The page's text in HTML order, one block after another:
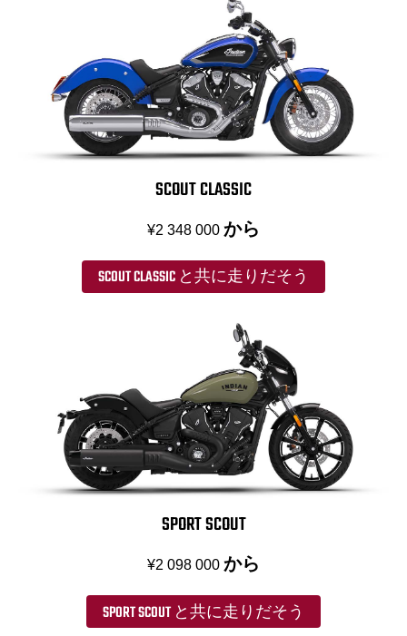
SCOUT CLASSIC
¥2 348 000 から
SCOUT CLASSIC と共に走りだそう
SPORT SCOUT
¥2 098 000 から
SPORT SCOUT と共に走りだそう